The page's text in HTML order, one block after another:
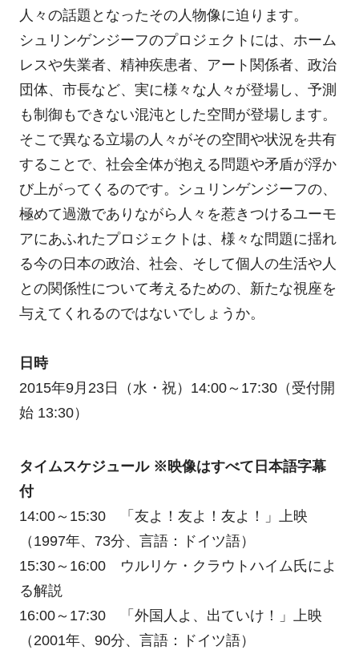
人々の話題となったその人物像に迫ります。
シュリンゲンジーフのプロジェクトには、ホーム
レスや失業者、精神疾患者、アート関係者、政治
団体、市長など、実に様々な人々が登場し、予測
も制御もできない混沌とした空間が登場します。
そこで異なる立場の人々がその空間や状況を共有
することで、社会全体が抱える問題や矛盾が浮か
び上がってくるのです。シュリンゲンジーフの、
極めて過激でありながら人々を惹きつけるユーモ
アにあふれたプロジェクトは、様々な問題に揺れ
る今の日本の政治、社会、そして個人の生活や人
との関係性について考えるための、新たな視座を
与えてくれるのではないでしょうか。
日時
2015年9月23日（水・祝）14:00～17:30（受付開
始 13:30）
タイムスケジュール ※映像はすべて日本語字幕
付
14:00～15:30 「友よ！友よ！友よ！」上映
（1997年、73分、言語：ドイツ語）
15:30～16:00 ウルリケ・クラウトハイム氏によ
る解説
16:00～17:30 「外国人よ、出ていけ！」上映
（2001年、90分、言語：ドイツ語）